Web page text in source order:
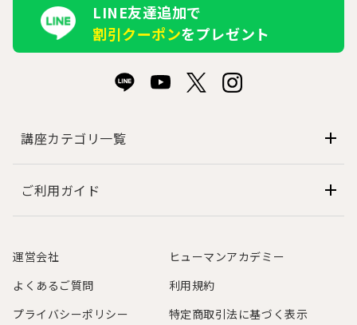
LINE友達追加で
割引クーポンをプレゼント
講座カテゴリ一覧
ご利用ガイド
運営会社
ヒューマンアカデミー
よくあるご質問
利用規約
プライバシーポリシー
特定商取引法に基づく表示